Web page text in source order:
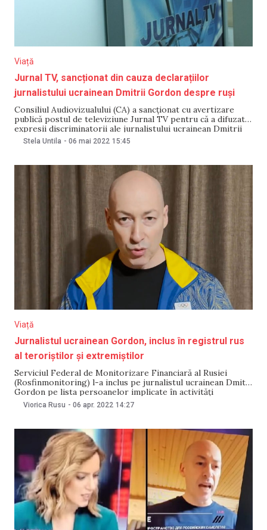
Viață
Jurnal TV, sancționat din cauza declarațiilor
jurnalistului ucrainean Dmitrii Gordon despre ruși
Consiliul Audiovizualului (CA) a sancționat cu avertizare
publică postul de televiziune Jurnal TV pentru că a difuzat
expresii discriminatorii ale jurnalistului ucrainean Dmitrii
Gordon la adresa poporului rus în cadrul emisiunii Ora
Stela Untila - 06 mai 2022 15:45
Viață
Jurnalistul ucrainean Gordon, inclus în registrul rus
al teroriștilor și extremiștilor
Serviciul Federal de Monitorizare Financiară al Rusiei
(Rosfinmonitoring) l-a inclus pe jurnalistul ucrainean Dmitri
Gordon pe lista persoanelor implicate în activități
extremiste sau terorism. Acesta a fost inclus în registrul
serviciului pe 6 aprilie. În plus, Rosfinmonitoring l-a
Sharafmal. Conform legii, băncile îngheață
Viorica Rusu - 06 apr. 2022 14:27